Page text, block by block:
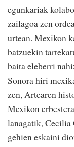
egunkariak
zailagoa zen
urtean. Mexikon
batzuekin
baita eleberri
Sonora hiri
zen, Artearen
Mexikon
lanagatik, Cecilia
gehien eskaini